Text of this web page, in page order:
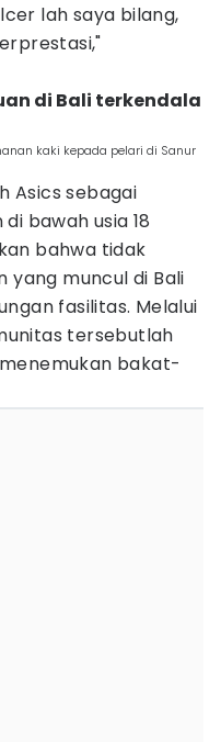
lah saya bilang,
di Bali terkendala
kaki kepada pelari di Sanur
Asics sebagai
bawah usia 18
bahwa tidak
muncul di Bali
fasilitas. Melalui
tersebutlah
bakat-